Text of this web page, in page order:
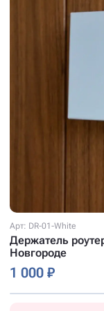
Арт: DR-01-White
Держатель
Новгороде
1 000 ₽